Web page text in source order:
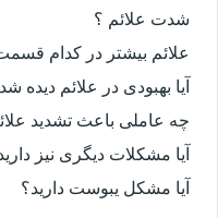
شدت علائم ؟
علائم بیشتر در کدام
آیا بهبودی در علائم دیده
چه عاملی باعث تشدید
آیا مشکلات دیگری نیز
آیا مشکل یبوست دارید؟